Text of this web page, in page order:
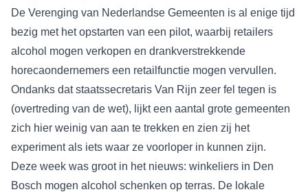
De Verenging van Nederlandse Gemeenten is al enige tijd
bezig met het opstarten van een pilot, waarbij retailers
alcohol mogen verkopen en drankverstrekkende
horecaondernemers een retailfunctie mogen vervullen.
Ondanks dat staatssecretaris Van Rijn zeer fel tegen is
(overtreding van de wet), lijkt een aantal grote gemeenten
zich hier weinig van aan te trekken en zien zij het
experiment als iets waar ze voorloper in kunnen zijn.
Deze week was groot in het nieuws: winkeliers in Den
Bosch mogen alcohol schenken op terras. De lokale